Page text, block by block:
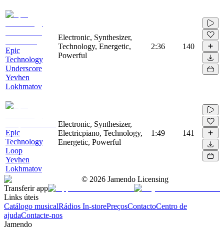
Epic
Technology
Underscore
Yevhen
Lokhmatov
Electronic, Synthesizer,
Technology, Energetic,
Powerful
2:36 140
Epic
Technology
Loop
Yevhen
Lokhmatov
Electronic, Synthesizer,
Electricpiano, Technology,
Energetic, Powerful
1:49 141
© 2026 Jamendo Licensing
Transferir app
Links úteis
Catálogo musicalRádios In-storePreçosContactoCentro de
ajudaContacte-nos
Jamendo